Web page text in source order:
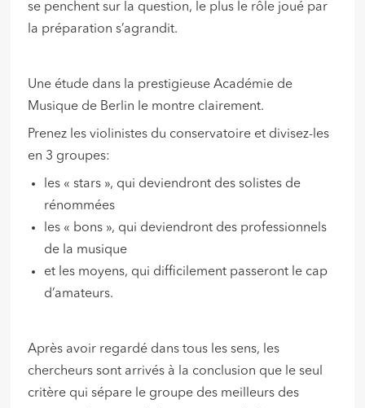
se penchent sur la question, le plus le rôle joué par
la préparation s’agrandit.
Une étude dans la prestigieuse Académie de
Musique de Berlin le montre clairement.
Prenez les violinistes du conservatoire et divisez-les
en 3 groupes:
les « stars », qui deviendront des solistes de
rénommées
les « bons », qui deviendront des professionnels
de la musique
et les moyens, qui difficilement passeront le cap
d’amateurs.
Après avoir regardé dans tous les sens, les
chercheurs sont arrivés à la conclusion que le seul
critère qui sépare le groupe des meilleurs des